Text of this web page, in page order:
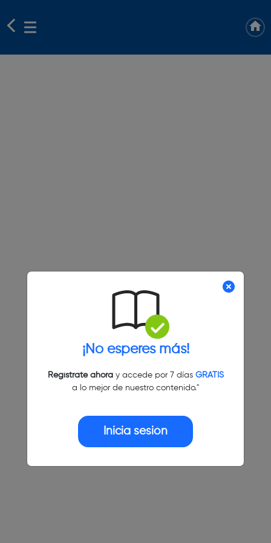
¡No esperes más!
Regístrate ahoray accede por 7 días GRATIS
a lo mejor de nuestro contenido."
Inicia sesión